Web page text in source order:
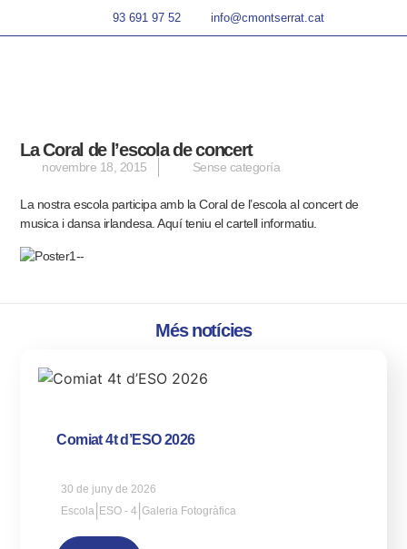
93 691 97 52 info@cmontserrat.cat
La Coral de l’escola de concert
novembre 18, 2015 Sense categoría
La nostra escola participa amb la Coral de l’escola al concert de
musica i dansa irlandesa. Aquí teniu el cartell informatiu.
Més notícies
Comiat 4t d’ESO 2026
30 de juny de 2026
Escola ESO - 4 |Galeria Fotogràfica